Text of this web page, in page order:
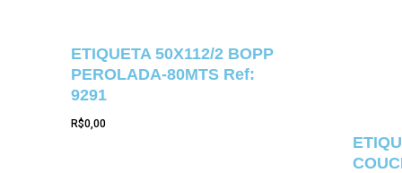
ETIQUETA 50X112/2 BOPP
PEROLADA-80MTS Ref:
9291
R$0,00